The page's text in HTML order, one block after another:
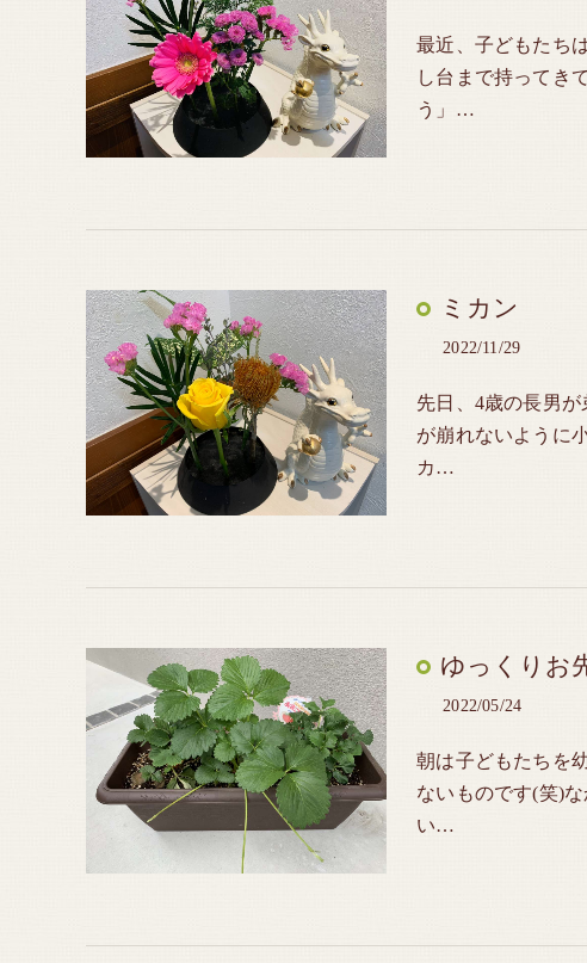
最近、子どもたち
し台まで持ってき
う」…
ミカン
2022/11/29
先日、4歳の長男
が崩れないように
カ…
ゆっくりお
2022/05/24
朝は子どもたちを
ないものです(笑)
い…